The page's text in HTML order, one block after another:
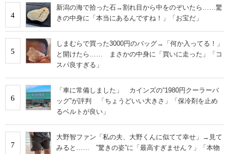
4
新潟の海で拾った石→割れ目から中をのぞいたら……驚
きの中身に「本当にあるんですね！」「お宝だ」
5
しまむらで買った3000円のバッグ→「何か入ってる！」
と開けたら…… まさかの中身に「買いに走った」「コ
スパ良すぎる」
6
「車に常備しました」 カインズの“1980円クーラーバ
ッグ”が評判 「ちょうどいい大きさ」「保冷剤を止め
るベルトが良い」
7
大野智ファン「私の夫、大野くんに似てて幸せ」→見て
みると…… ‟驚きの姿”に「最高すぎません？」「本物